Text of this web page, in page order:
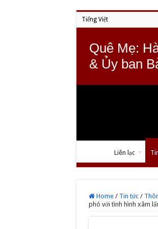
Tiếng Việt
Quê Mẹ:
& Ủy ban
Liên lạc
Home / Tin tức /
phó với tình hình xâm